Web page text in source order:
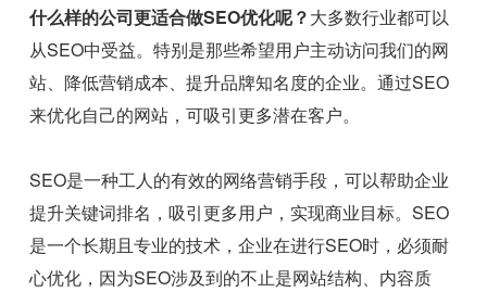
什么样的公司更适合做SEO优化呢？大多数行业都可以
从SEO中受益。特别是那些希望用户主动访问我们的网
站、降低营销成本、提升品牌知名度的企业。通过SEO
来优化自己的网站，可吸引更多潜在客户。
SEO是一种工人的有效的网络营销手段，可以帮助企业
提升关键词排名，吸引更多用户，实现商业目标。SEO
是一个长期且专业的技术，企业在进行SEO时，必须耐
心优化，因为SEO涉及到的不止是网站结构、内容质